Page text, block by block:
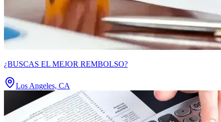
¿BUSCAS EL MEJOR REMBOLSO?
Los Angeles, CA